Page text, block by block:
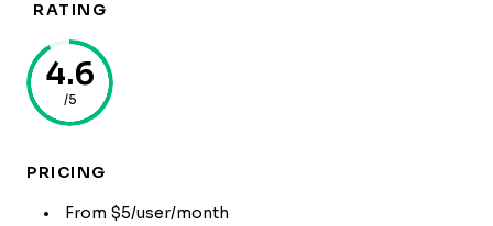
RATING
4.6
/5
PRICING
From $5/user/month